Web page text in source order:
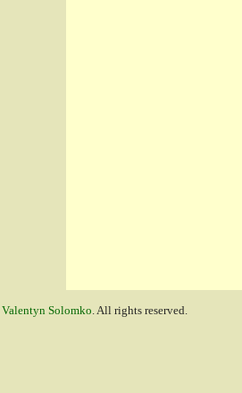
Valentyn Solomko. All rights reserved.